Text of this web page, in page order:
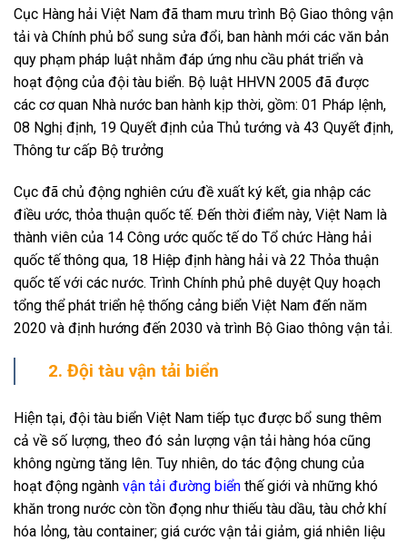
Cục Hàng hải Việt Nam đã tham mưu trình Bộ Giao thông vận
tải và Chính phủ bổ sung sửa đổi, ban hành mới các văn bản
quy phạm pháp luật nhằm đáp ứng nhu cầu phát triển và
hoạt động của đội tàu biển. Bộ luật HHVN 2005 đã được
các cơ quan Nhà nước ban hành kịp thời, gồm: 01 Pháp lệnh,
08 Nghị định, 19 Quyết định của Thủ tướng và 43 Quyết định,
Thông tư cấp Bộ trưởng
Cục đã chủ động nghiên cứu đề xuất ký kết, gia nhập các
điều ước, thỏa thuận quốc tế. Đến thời điểm này, Việt Nam là
thành viên của 14 Công ước quốc tế do Tổ chức Hàng hải
quốc tế thông qua, 18 Hiệp định hàng hải và 22 Thỏa thuận
quốc tế với các nước. Trình Chính phủ phê duyệt Quy hoạch
tổng thể phát triển hệ thống cảng biển Việt Nam đến năm
2020 và định hướng đến 2030 và trình Bộ Giao thông vận tải.
2. Đội tàu vận tải biển
Hiện tại, đội tàu biển Việt Nam tiếp tục được bổ sung thêm
cả về số lượng, theo đó sản lượng vận tải hàng hóa cũng
không ngừng tăng lên. Tuy nhiên, do tác động chung của
hoạt động ngành vận tải đường biển thế giới và những khó
khăn trong nước còn tồn đọng như thiếu tàu dầu, tàu chở khí
hóa lỏng, tàu container; giá cước vận tải giảm, giá nhiên liệu